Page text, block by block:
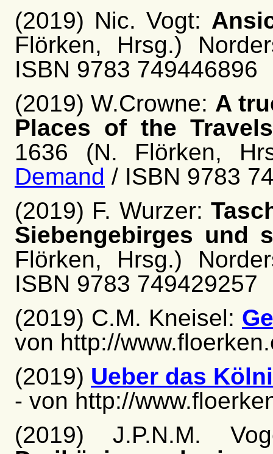
(2019) Nic. Vogt:
Flörken, Hrsg.)
ISBN 9783 749446896
(2019) W.Crowne: A
Places of the
1636 (N. Flörken,
Demand / ISBN 9783
(2019) F. Wurzer:
Siebengebirges und
Flörken, Hrsg.)
ISBN 9783 749429257
(2019) C.M. Kneisel:
von http://
(2019) Ueber das
- von http://
(2019) J.P.N.M.